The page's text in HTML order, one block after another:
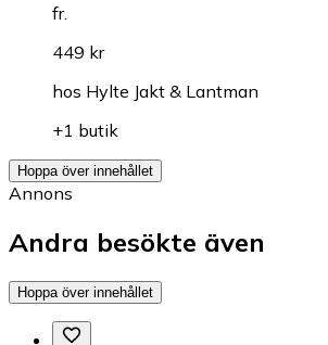
fr.
449 kr
hos Hylte Jakt & Lantman
+1 butik
Hoppa över innehållet
Annons
Andra besökte även
Hoppa över innehållet